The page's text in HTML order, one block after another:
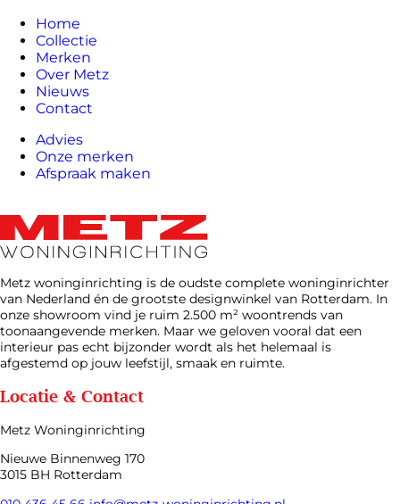
Home
Collectie
Merken
Over Metz
Nieuws
Contact
Advies
Onze merken
Afspraak maken
Metz woninginrichting is de oudste complete woninginrichter
van Nederland én de grootste designwinkel van Rotterdam. In
onze showroom vind je ruim 2.500 m² woontrends van
toonaangevende merken. Maar we geloven vooral dat een
interieur pas echt bijzonder wordt als het helemaal is
afgestemd op jouw leefstijl, smaak en ruimte.
Locatie & Contact
Metz Woninginrichting
Nieuwe Binnenweg 170
3015 BH Rotterdam